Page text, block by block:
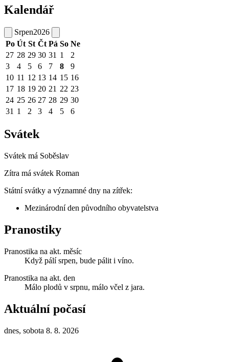
Kalendář
Srpen2026
Po Út St Čt Pá So Ne
27 28 29 30 31 1
2
3
4 5 6 7 8
9
10 11 12 13 14 15 16
17 18 19 20 21 22 23
24 25 26 27 28 29 30
31 1 2 3 4 5 6
Svátek
Svátek má Soběslav
Zítra má svátek Roman
Státní svátky a významné dny na zítřek:
Mezinárodní den původního obyvatelstva
Pranostiky
Pranostika na akt. měsíc
Když pálí srpen, bude pálit i víno.
Pranostika na akt. den
Málo plodů v srpnu, málo včel z jara.
Aktuální počasí
dnes, sobota 8. 8. 2026